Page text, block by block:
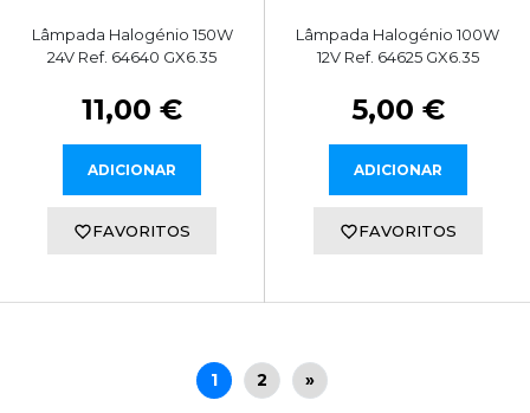
Lâmpada Halogénio 150W
24V Ref. 64640 GX6.35
11,00 €
ADICIONAR
FAVORITOS
Lâmpada Halogénio 100W
12V Ref. 64625 GX6.35
5,00 €
ADICIONAR
FAVORITOS
1 2 »